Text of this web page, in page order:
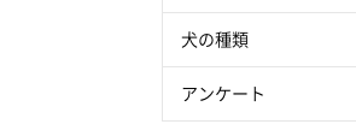
犬の種類
アンケート